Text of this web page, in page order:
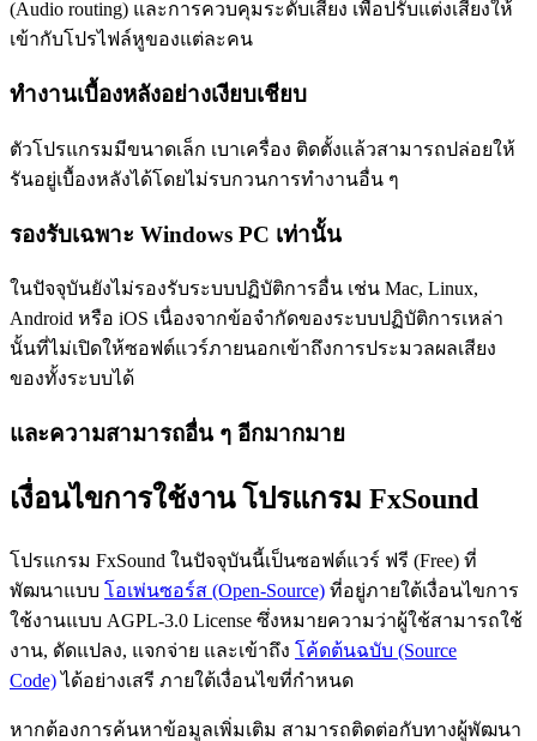
(Audio routing) และการควบคุมระดับเสียง เพื่อปรับแต่งเสียงให้
เข้ากับโปรไฟล์หูของแต่ละคน
ทำงานเบื้องหลังอย่างเงียบเชียบ
ตัวโปรแกรมมีขนาดเล็ก เบาเครื่อง ติดตั้งแล้วสามารถปล่อยให้
รันอยู่เบื้องหลังได้โดยไม่รบกวนการทำงานอื่น ๆ
รองรับเฉพาะ Windows PC เท่านั้น
ในปัจจุบันยังไม่รองรับระบบปฏิบัติการอื่น เช่น Mac, Linux,
Android หรือ iOS เนื่องจากข้อจำกัดของระบบปฏิบัติการเหล่า
นั้นที่ไม่เปิดให้ซอฟต์แวร์ภายนอกเข้าถึงการประมวลผลเสียง
ของทั้งระบบได้
และความสามารถอื่น ๆ อีกมากมาย
เงื่อนไขการใช้งาน โปรแกรม FxSound
โปรแกรม FxSound ในปัจจุบันนี้เป็นซอฟต์แวร์ ฟรี (Free) ที่
พัฒนาแบบ โอเพ่นซอร์ส (Open-Source) ที่อยู่ภายใต้เงื่อนไขการ
ใช้งานแบบ AGPL-3.0 License ซึ่งหมายความว่าผู้ใช้สามารถใช้
งาน, ดัดแปลง, แจกจ่าย และเข้าถึง โค้ดต้นฉบับ (Source
Code)ได้อย่างเสรี ภายใต้เงื่อนไขที่กำหนด
หากต้องการค้นหาข้อมูลเพิ่มเติม สามารถติดต่อกับทางผู้พัฒนา